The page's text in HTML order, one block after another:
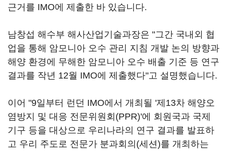
근거를 IMO에 제출한 바 있습니다.
남창섭 해수부 해사산업기술과장은 "그간 국내외 협
업을 통해 암모니아 오수 관리 지침 개발 논의 방향과
해양 환경에 무해한 암모니아 오수 배출 기준 등 연구
결과를 작년 12월 IMO에 제출했다"고 설명했습니다.
이어 "9일부터 런던 IMO에서 개최될 '제13차 해양오
염방지 및 대응 전문위원회(PPR)'에 회원국과 국제
기구 등을 대상으로 우리나라의 연구 결과를 발표하
고 우리 주도로 전문가 분과회의(세션)를 개최하는